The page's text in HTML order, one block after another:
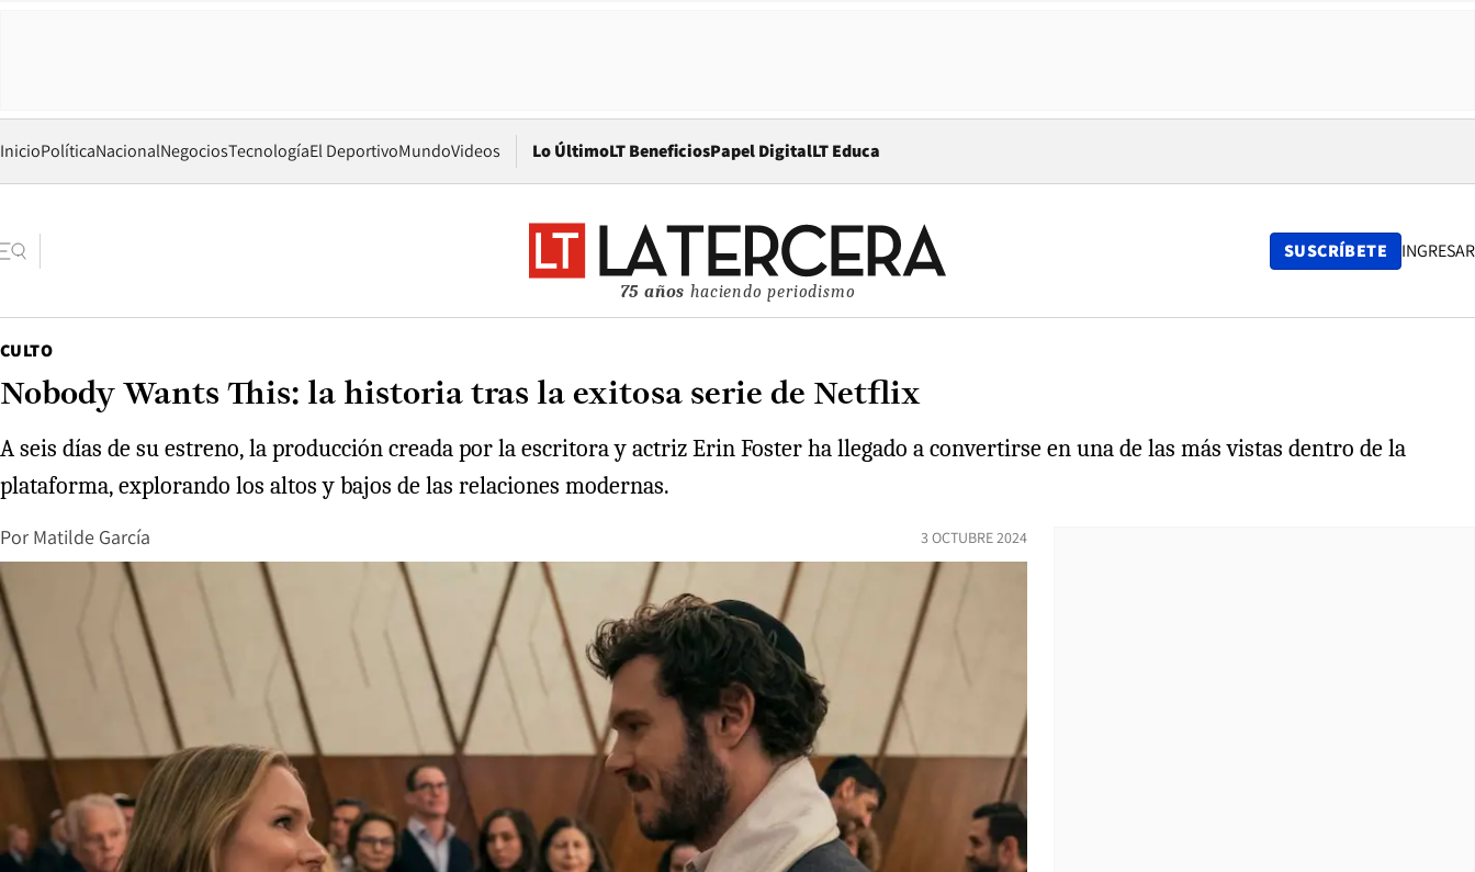
InicioPolíticaNacionalNegociosTecnologíaEl DeportivoMundoVideos Lo ÚltimoLT BeneficiosPapel DigitalOpens in new window
LT Educa
75 años haciendo periodismo
SUSCRÍBETE INGRESAR
CULTO
Nobody Wants This: la historia tras la exitosa serie de Netflix
A seis días de su estreno, la producción creada por la escritora y actriz Erin Foster ha llegado a convertirse en una de las más vistas dentro de la
plataforma, explorando los altos y bajos de las relaciones modernas.
Por Matilde García 3 OCTUBRE 2024